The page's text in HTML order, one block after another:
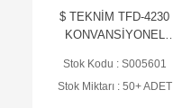
$ TEKNİM TFD-4230
KONVANSİYONEL
DEDEKTÖRÜ (TABAN
HARİÇ)
Stok Kodu : S005601
Stok Miktarı : 50+ ADET